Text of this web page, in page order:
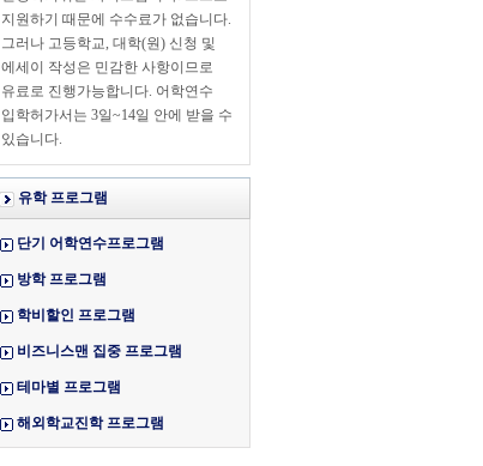
지원하기 때문에 수수료가 없습니다.
그러나 고등학교, 대학(원) 신청 및
에세이 작성은 민감한 사항이므로
유료로 진행가능합니다. 어학연수
입학허가서는 3일~14일 안에 받을 수
있습니다.
유학 프로그램
단기 어학연수프로그램
방학 프로그램
학비할인 프로그램
비즈니스맨 집중 프로그램
테마별 프로그램
해외학교진학 프로그램